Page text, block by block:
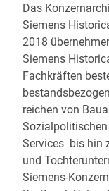
Das
Siemens
2018
Siemens
Fachkräften
reichen von
Services bis hin
und
Siemens-